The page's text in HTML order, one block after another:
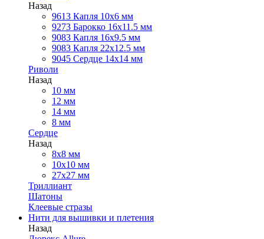
Назад
9613 Капля 10х6 мм
9273 Барокко 16x11.5 мм
9083 Капля 16x9.5 мм
9083 Капля 22x12.5 мм
9045 Сердце 14х14 мм
Риволи
Назад
10 мм
12 мм
14 мм
8 мм
Сердце
Назад
8х8 мм
10х10 мм
27х27 мм
Триллиант
Шатоны
Клеевые стразы
Нити для вышивки и плетения
Назад